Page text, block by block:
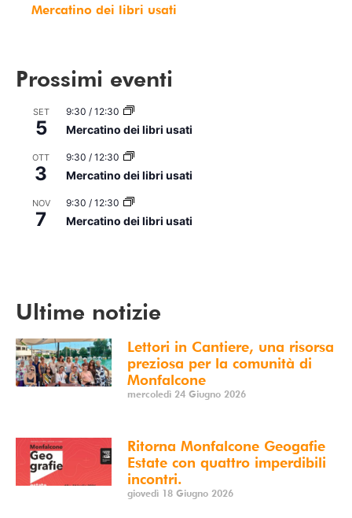
Mercatino dei libri usati
Prossimi eventi
SET
5
9:30 / 12:30
Mercatino dei libri usati
OTT
3
9:30 / 12:30
Mercatino dei libri usati
NOV
7
9:30 / 12:30
Mercatino dei libri usati
Ultime notizie
Lettori in Cantiere, una risorsa
preziosa per la comunità di
Monfalcone
mercoledì 24 Giugno 2026
Ritorna Monfalcone Geogafie
Estate con quattro imperdibili
incontri.
giovedì 18 Giugno 2026